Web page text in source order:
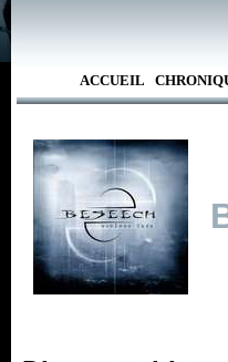
ACCUEIL